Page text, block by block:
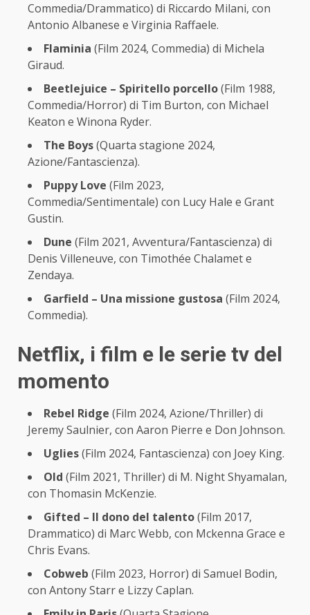
Commedia/Drammatico) di Riccardo Milani, con
Antonio Albanese e Virginia Raffaele.
Flaminia (Film 2024, Commedia) di Michela
Giraud.
Beetlejuice – Spiritello porcello(Film 1988,
Commedia/Horror) di Tim Burton, con Michael
Keaton e Winona Ryder.
The Boys(Quarta stagione 2024,
Azione/Fantascienza).
Puppy Love (Film 2023,
Commedia/Sentimentale) con Lucy Hale e Grant
Gustin.
Dune (Film 2021, Avventura/Fantascienza) di
Denis Villeneuve, con Timothée Chalamet e
Zendaya.
Garfield – Una missione gustosa (Film 2024,
Commedia).
Netflix, i film e le serie tv del
momento
Rebel Ridge (Film 2024, Azione/Thriller) di
Jeremy Saulnier, con Aaron Pierre e Don Johnson.
Uglies(Film 2024, Fantascienza) con Joey King.
Old (Film 2021, Thriller) di M. Night Shyamalan,
con Thomasin McKenzie.
Gifted – Il dono del talento(Film 2017,
Drammatico) di Marc Webb, con Mckenna Grace e
Chris Evans.
Cobweb (Film 2023, Horror) di Samuel Bodin,
con Antony Starr e Lizzy Caplan.